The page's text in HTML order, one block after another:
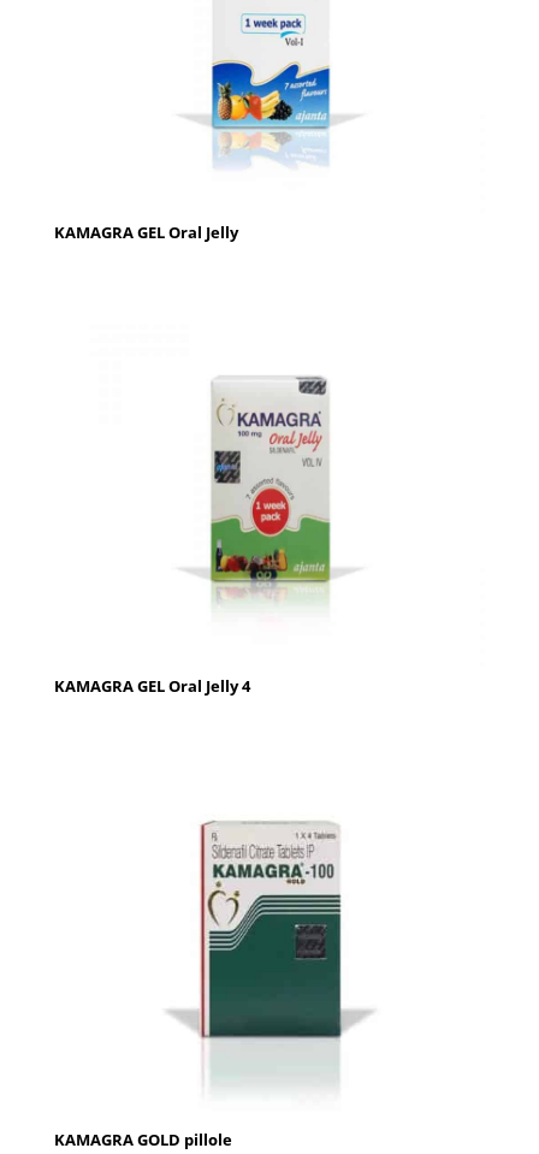
KAMAGRA GEL Oral Jelly
KAMAGRA GEL Oral Jelly 4
KAMAGRA GOLD pillole